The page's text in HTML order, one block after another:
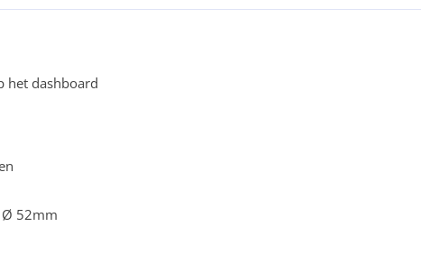
het dashboard
Ø 52mm